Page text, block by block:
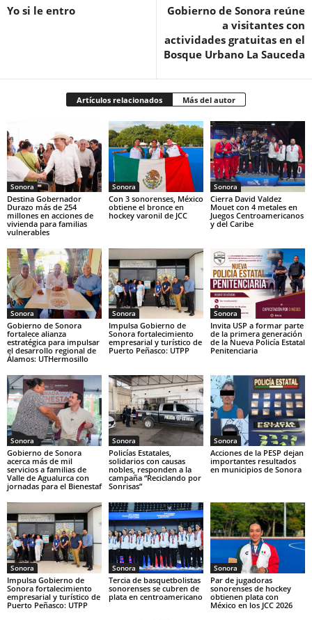
Yo si le entro
Gobierno de Sonora reúne
a visitantes con
actividades gratuitas en el
Bosque Urbano La Sauceda
Artículos relacionados Más del autor
Sonora
Destina Gobernador
Durazo más de 254
millones en acciones de
vivienda para familias
vulnerables
Sonora
Con 3 sonorenses, México
obtiene el bronce en
hockey varonil de JCC
Sonora
Cierra David Valdez
Mouet con 4 metales en
Juegos Centroamericanos
y del Caribe
Sonora
Gobierno de Sonora
fortalece alianza
estratégica para impulsar
el desarrollo regional de
Álamos: UTHermosillo
Sonora
Impulsa Gobierno de
Sonora fortalecimiento
empresarial y turístico de
Puerto Peñasco: UTPP
Sonora
Invita USP a formar parte
de la primera generación
de la Nueva Policía Estatal
Penitenciaria
Sonora
Gobierno de Sonora
acerca más de mil
servicios a familias de
Valle de Agualurca con
jornadas para el Bienestaf
Sonora
Policías Estatales,
solidarios con causas
nobles, responden a la
campaña “Reciclando por
Sonrisas”
Sonora
Acciones de la PESP dejan
importantes resultados
en municipios de Sonora
Sonora
Impulsa Gobierno de
Sonora fortalecimiento
empresarial y turístico de
Puerto Peñasco: UTPP
Sonora
Tercia de basquetbolistas
sonorenses se cubren de
plata en centroamericano
Sonora
Par de jugadoras
sonorenses de hockey
obtienen plata con
México en los JCC 2026